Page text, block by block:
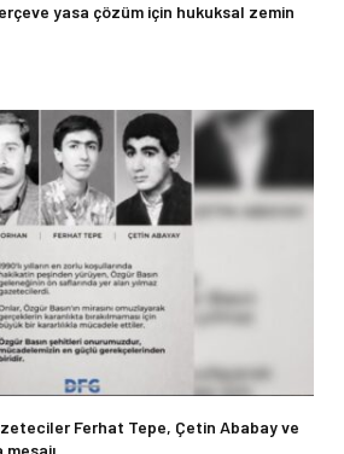
yasa çözüm için hukuksal zemin
Ferhat Tepe, Çetin Ababay ve